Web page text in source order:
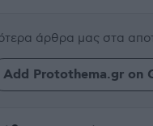
άρθρα μας στα
Add Protothema.gr on